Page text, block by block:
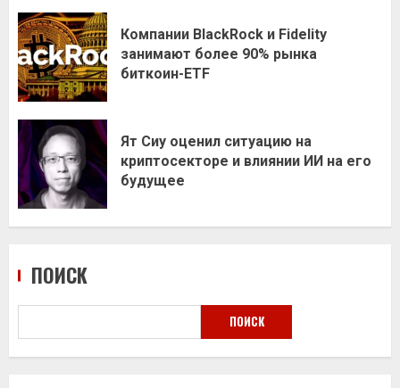
Компании BlackRock и Fidelity
занимают более 90% рынка
биткоин-ETF
Ят Сиу оценил ситуацию на
криптосекторе и влиянии ИИ на его
будущее
ПОИСК
ПОИСК